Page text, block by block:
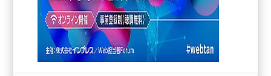
meo (1281)
llmo (1167)